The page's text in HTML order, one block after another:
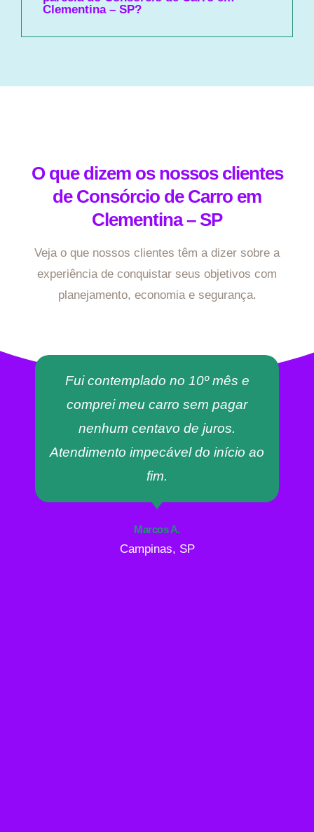
Clementina – SP?
O que dizem os nossos clientes
de Consórcio de Carro em
Clementina – SP
Veja o que nossos clientes têm a dizer sobre a
experiência de conquistar seus objetivos com
planejamento, economia e segurança.
Fui contemplado no 10º mês e
comprei meu carro sem pagar
nenhum centavo de juros.
Atendimento impecável do início ao
fim.
Marcos A.
Campinas, SP